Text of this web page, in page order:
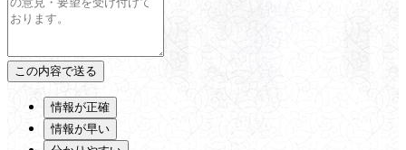
情報が正確
情報が早い